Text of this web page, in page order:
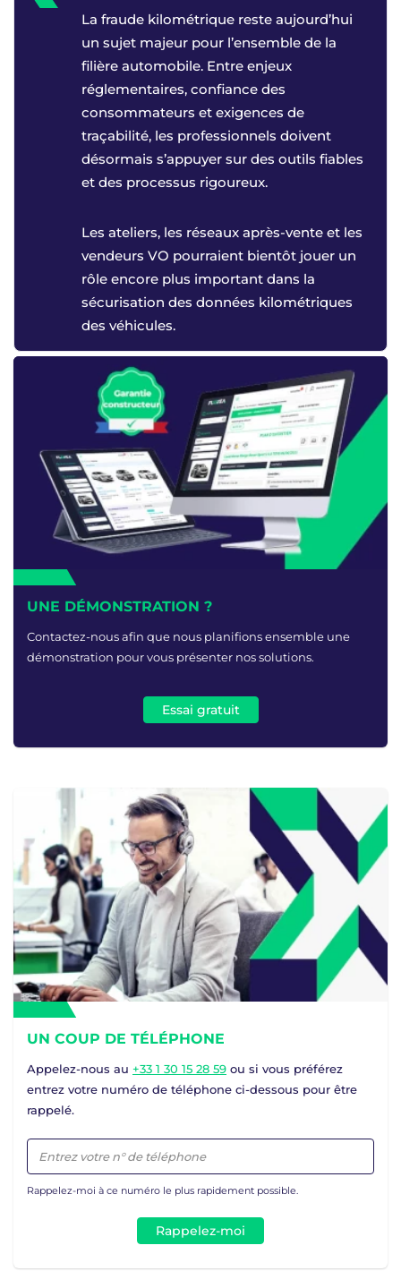
La fraude kilométrique reste aujourd’hui
un sujet majeur pour l’ensemble de la
filière automobile. Entre enjeux
réglementaires, confiance des
consommateurs et exigences de
traçabilité, les professionnels doivent
désormais s’appuyer sur des outils fiables
et des processus rigoureux.
Les ateliers, les réseaux après-vente et les
vendeurs VO pourraient bientôt jouer un
rôle encore plus important dans la
sécurisation des données kilométriques
des véhicules.
UNE DÉMONSTRATION ?
Contactez-nous afin que nous planifions ensemble une
démonstration pour vous présenter nos solutions.
Essai gratuit
UN COUP DE TÉLÉPHONE
Appelez-nous au +33 1 30 15 28 59 ou si vous préférez
entrez votre numéro de téléphone ci-dessous pour être
rappelé.
Rappelez-moi à ce numéro le plus rapidement possible.
Rappelez-moi